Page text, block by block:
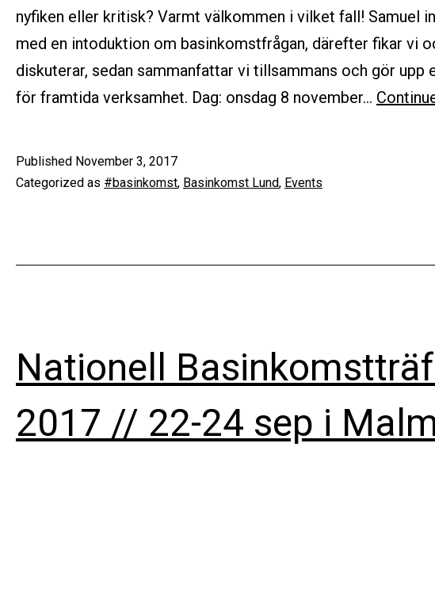
nyfiken eller kritisk? Varmt välkommen i vilket fall! Samuel
med en intoduktion om basinkomstfrågan, därefter fikar vi
diskuterar, sedan sammanfattar vi tillsammans och gör upp
för framtida verksamhet. Dag: onsdag 8 november…
Published November 3, 2017
Categorized as #basinkomst, Basinkomst Lund, Events
Nationell
2017 // 22-24 sep i